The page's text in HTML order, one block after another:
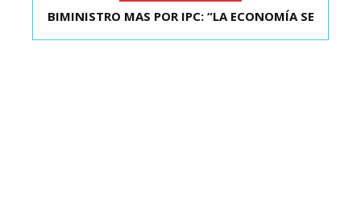
BIMINISTRO MAS POR IPC: “LA ECONOMÍA SE